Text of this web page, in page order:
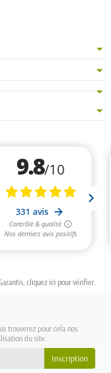
cliquez ici pour vérifier
trouverez pour cela nos
du site.